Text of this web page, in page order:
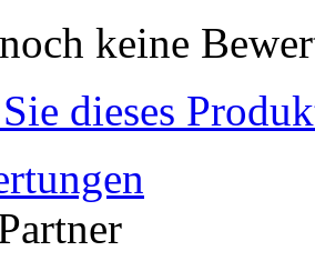
keine
dieses